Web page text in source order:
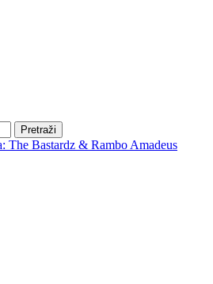
Pretraži
The Bastardz & Rambo Amadeus